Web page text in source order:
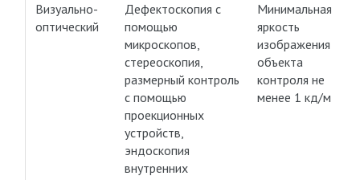
Визуально-
оптический
Дефектоскопия с
помощью
микроскопов,
стереоскопия,
размерный контроль
с помощью
проекционных
устройств,
эндоскопия
внутренних
Минимальная
яркость
изображения
объекта
контроля не
менее 1 кд/м